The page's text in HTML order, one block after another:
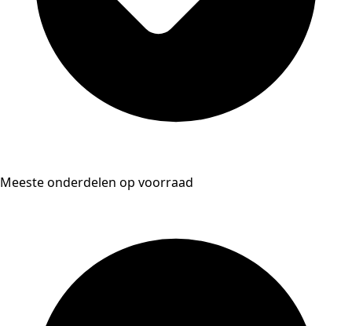
Meeste onderdelen op voorraad